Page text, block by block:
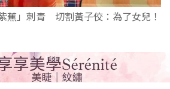
蕉」刺青 切割黃子佼：為了女兒！